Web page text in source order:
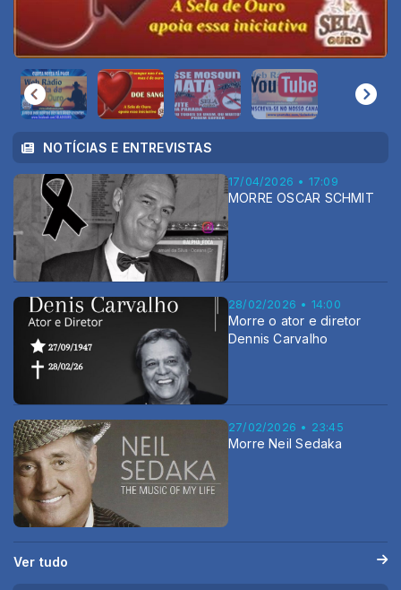
NOTÍCIAS E ENTREVISTAS
17/04/2026 • 17:09
MORRE OSCAR SCHMIT
28/02/2026 • 14:00
Morre o ator e diretor
Dennis Carvalho
27/02/2026 • 23:45
Morre Neil Sedaka
Ver tudo